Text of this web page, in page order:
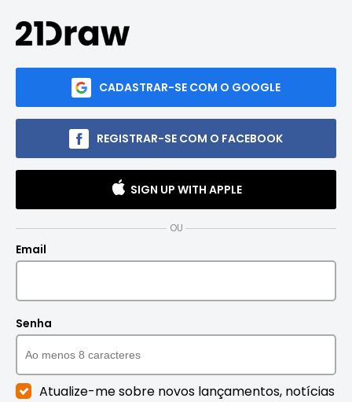
CADASTRAR-SE COM O GOOGLE
REGISTRAR-SE COM O FACEBOOK
SIGN UP WITH APPLE
OU
Email
Senha
Atualize-me sobre novos lançamentos, notícias